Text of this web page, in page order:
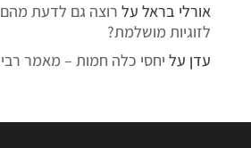
אורלי בראלעל
לזוגיות מושלמת?
עדן על יחסי כלה חמות – מאמר